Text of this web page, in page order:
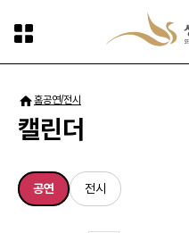
홈공연/전시
캘린더
공연 전시